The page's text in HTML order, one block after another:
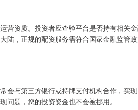
营资质。投资者应查验平台是否持有相关
陆，正规的配资服务需符合国家金融监管
会与第三方银行或持牌支付机构合作，实
问题，您的投资资金也不会被挪用。